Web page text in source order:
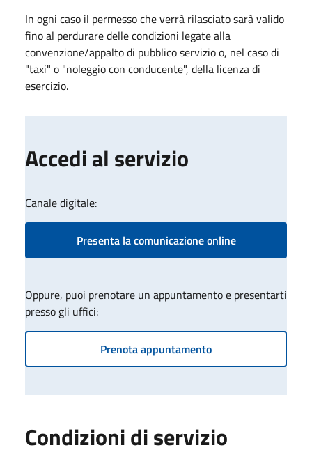
In ogni caso il permesso che verrà rilasciato sarà valido
fino al perdurare delle condizioni legate alla
convenzione/appalto di pubblico servizio o, nel caso di
"taxi" o "noleggio con conducente", della licenza di
esercizio.
Accedi al servizio
Canale digitale:
Presenta la comunicazione online
Oppure, puoi prenotare un appuntamento e presentarti
presso gli uffici:
Prenota appuntamento
Condizioni di servizio